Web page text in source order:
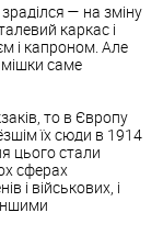
— на зміну
каркас і
і капроном. Але
мішки саме
то в Європу
їх сюди в 1914
цього стали
сферах
і військових, і